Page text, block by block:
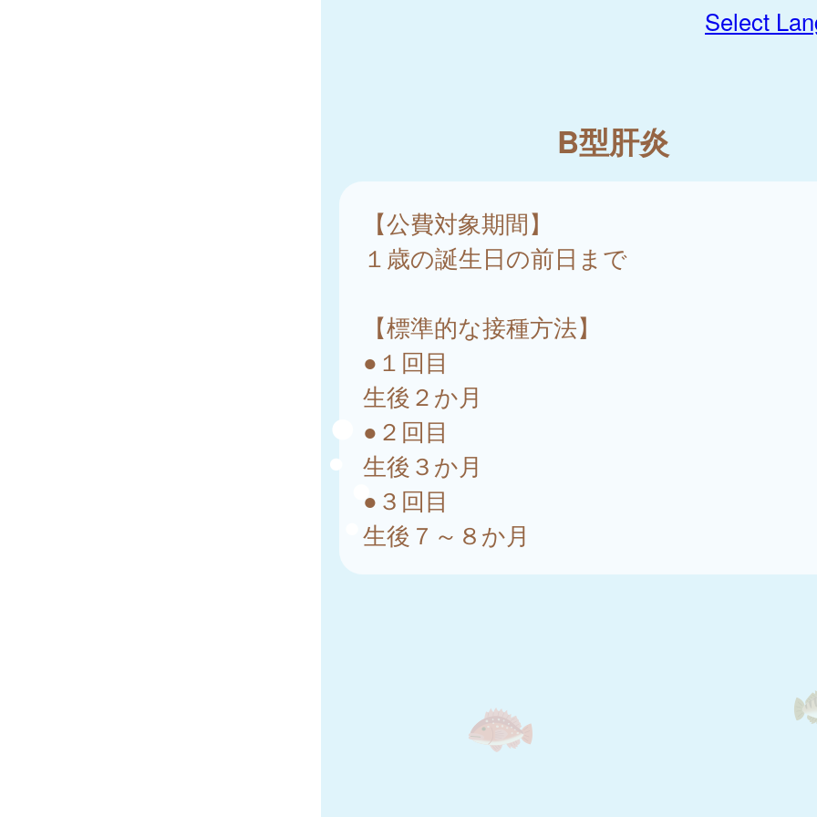
Select
B型肝炎
【公費対象期間】
１歳の誕生日の前日まで
【標準的な接種方法】
●１回目
生後２か月
●２回目
生後３か月
●３回目
生後７～８か月